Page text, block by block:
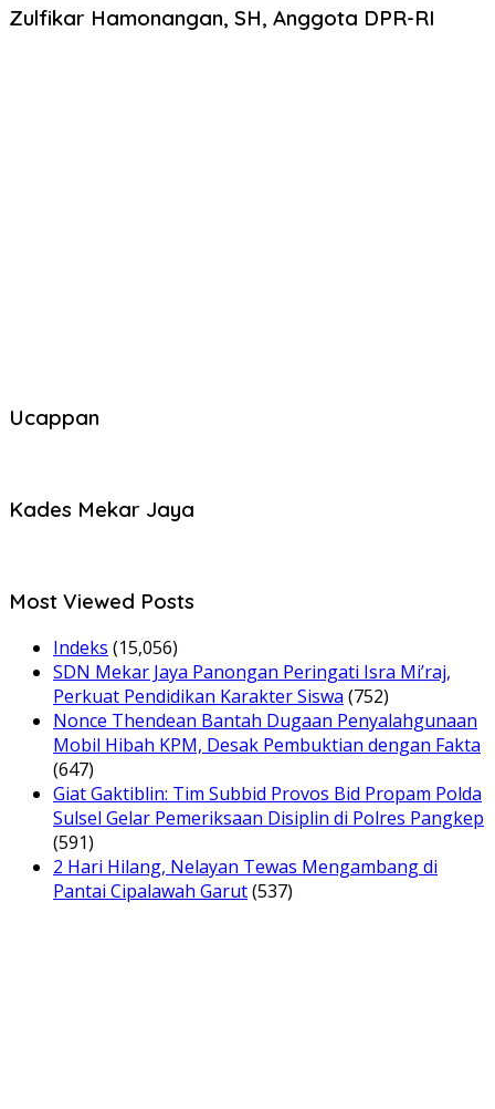
Zulfikar Hamonangan, SH, Anggota DPR-RI
Ucappan
Kades Mekar Jaya
Most Viewed Posts
Indeks (15,056)
SDN Mekar Jaya Panongan Peringati Isra Mi’raj,
Perkuat Pendidikan Karakter Siswa (752)
Nonce Thendean Bantah Dugaan Penyalahgunaan
Mobil Hibah KPM, Desak Pembuktian dengan Fakta
(647)
Giat Gaktiblin: Tim Subbid Provos Bid Propam Polda
Sulsel Gelar Pemeriksaan Disiplin di Polres Pangkep
(591)
2 Hari Hilang, Nelayan Tewas Mengambang di
Pantai Cipalawah Garut(537)